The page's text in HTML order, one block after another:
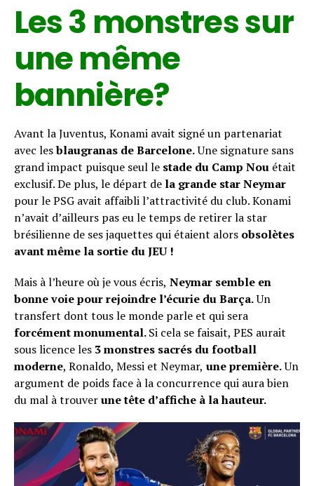
Les 3 monstres sur
une même
bannière?
Avant la Juventus, Konami avait signé un partenariat
avec lesblaugranas de Barcelone.Une signature sans
grand impact puisque seul le stade du Camp Nou était
exclusif. De plus, le départ de la grande star Neymar
pour le PSG avait affaibli l’attractivité du club. Konami
n’avait d’ailleurs pas eu le temps de retirer la star
brésilienne de ses jaquettes qui étaient alors obsolètes
avant même la sortie du JEU !
Mais à l’heure où je vous écris, Neymar semble en
bonne voie pour rejoindre l’écurie du Barça.Un
transfert dont tous le monde parle et qui sera
forcément monumental.Si cela se faisait, PES aurait
sous licence les 3 monstres sacrés du football
moderne, Ronaldo, Messi et Neymar, une première.Un
argument de poids face à la concurrence qui aura bien
du mal à trouverune tête d’affiche à la hauteur.